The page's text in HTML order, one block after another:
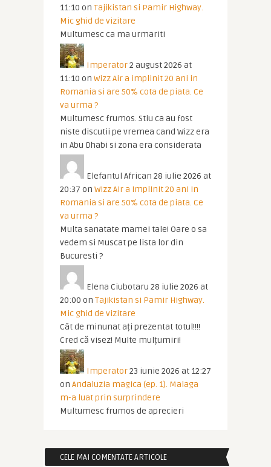
11:10 on Tajikistan si Pamir Highway.
Mic ghid de vizitare
Multumesc ca ma urmariti
Imperator2 august 2026 at
11:10 on Wizz Air a implinit 20 ani in
Romania si are 50% cota de piata. Ce
va urma ?
Multumesc frumos. Stiu ca au fost
niste discutii pe vremea cand Wizz era
in Abu Dhabi si zona era considerata
Elefantul African 28 iulie 2026 at
20:37 on Wizz Air a implinit 20 ani in
Romania si are 50% cota de piata. Ce
va urma ?
Multa sanatate mamei tale! Oare o sa
vedem si Muscat pe lista lor din
Bucuresti ?
Elena Ciubotaru 28 iulie 2026 at
20:00 on Tajikistan si Pamir Highway.
Mic ghid de vizitare
Cât de minunat ați prezentat totul!!!!
Cred că visez! Multe mulțumiri!
Imperator23 iunie 2026 at 12:27
on Andaluzia magica (ep. 1). Malaga
m-a luat prin surprindere
Multumesc frumos de aprecieri
CELE MAI COMENTATE ARTICOLE